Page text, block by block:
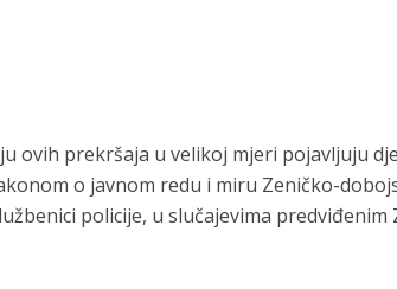
ovih prekršaja u velikoj mjeri pojavljuju
o javnom redu i miru Zeničko-
policije, u slučajevima